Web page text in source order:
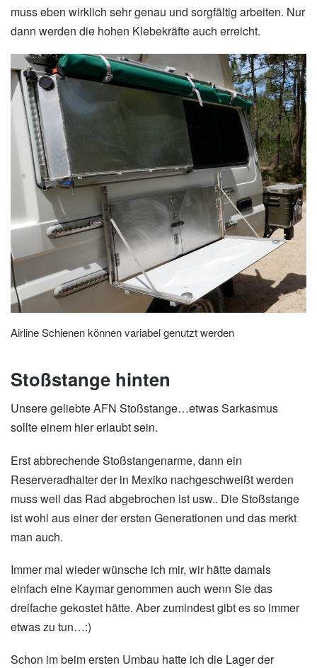
muss eben wirklich sehr genau und sorgfältig arbeiten. Nur
dann werden die hohen Klebekräfte auch erreicht.
Airline Schienen können variabel genutzt werden
Stoßstange hinten
Unsere geliebte AFN Stoßstange…etwas Sarkasmus
sollte einem hier erlaubt sein.
Erst abbrechende Stoßstangenarme, dann ein
Reserveradhalter der in Mexiko nachgeschweißt werden
muss weil das Rad abgebrochen ist usw.. Die Stoßstange
ist wohl aus einer der ersten Generationen und das merkt
man auch.
Immer mal wieder wünsche ich mir, wir hätte damals
einfach eine Kaymar genommen auch wenn Sie das
dreifache gekostet hätte. Aber zumindest gibt es so immer
etwas zu tun…:)
Schon im beim ersten Umbau hatte ich die Lager der